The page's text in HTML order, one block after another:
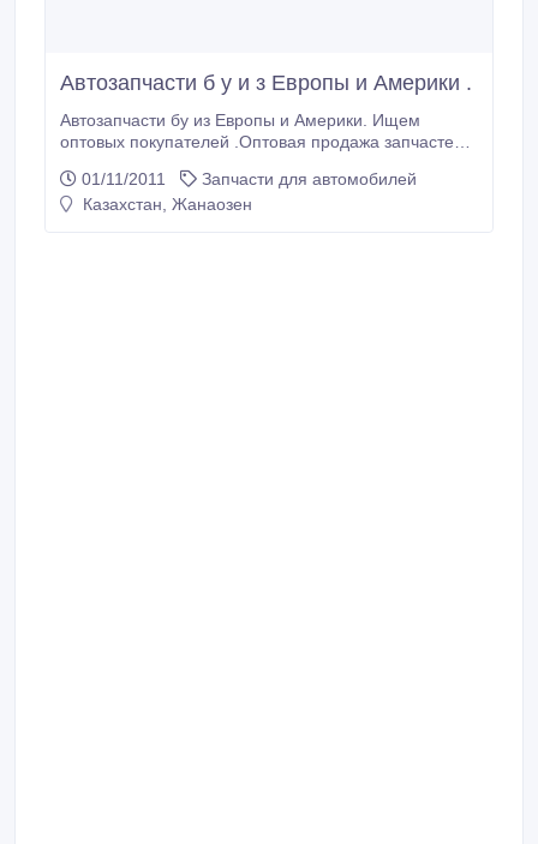
Автозапчасти б у и з Европы и Америки .
Автозапчасти бу из Европы и Америки. Ищем
оптовых покупателей .Оптовая продажа запчастей
AUDI, BMW, Citroen, Ford, Opel, Renault, Skoda,
Honda, Hyundai, Infiniti, Ki, Mazda, Mitsubishi, Nissan,
01/11/2011
Запчасти для автомобилей
Казахстан, Жанаозен